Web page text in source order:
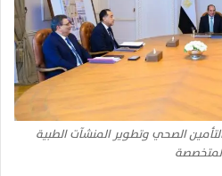
الصحي وتطوير المنشآت الطبية